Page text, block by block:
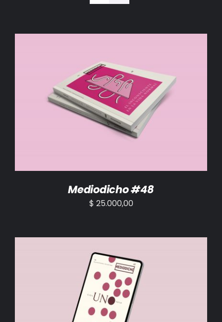
RED EOL
ACTUALIDAD
AÑADIR AL CARRITO / DETALLES
Mediodicho #48
$ 25.000,00
AÑADIR AL CARRITO /